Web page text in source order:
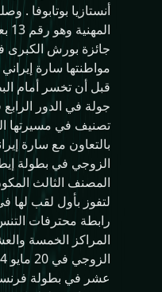
أنستازيا بوتابوفا
جائزة بورش
مواطنتها سارة
قبل أن تخسر أمام
جولة في الدور
تصنيف في مسيرتها
بالتعاون مع سارة
الزوجي في بطولة
المصنف الثالث
لتفوز بأول لقب
المراكز الخمسة
عشر في بطولة